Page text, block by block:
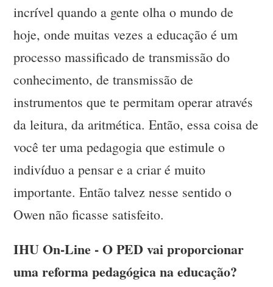
incrível quando a gente olha o mundo de
hoje, onde muitas vezes a educação é um
processo massificado de transmissão do
conhecimento, de transmissão de
instrumentos que te permitam operar através
da leitura, da aritmética. Então, essa coisa de
você ter uma pedagogia que estimule o
indivíduo a pensar e a criar é muito
importante. Então talvez nesse sentido o
Owen não ficasse satisfeito.
IHU On-Line - O PED vai proporcionar
uma reforma pedagógica na educação?